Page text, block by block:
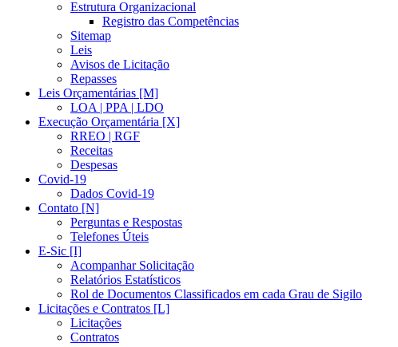
Estrutura Organizacional
Registro das Competências
Sitemap
Leis
Avisos de Licitação
Repasses
Leis Orçamentárias [M]
LOA | PPA | LDO
Execução Orçamentária [X]
RREO | RGF
Receitas
Despesas
Covid-19
Dados Covid-19
Contato [N]
Perguntas e Respostas
Telefones Úteis
E-Sic [I]
Acompanhar Solicitação
Relatórios Estatísticos
Rol de Documentos Classificados em cada Grau de Sigilo
Licitações e Contratos [L]
Licitações
Contratos